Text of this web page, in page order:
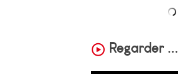
Regarder ...